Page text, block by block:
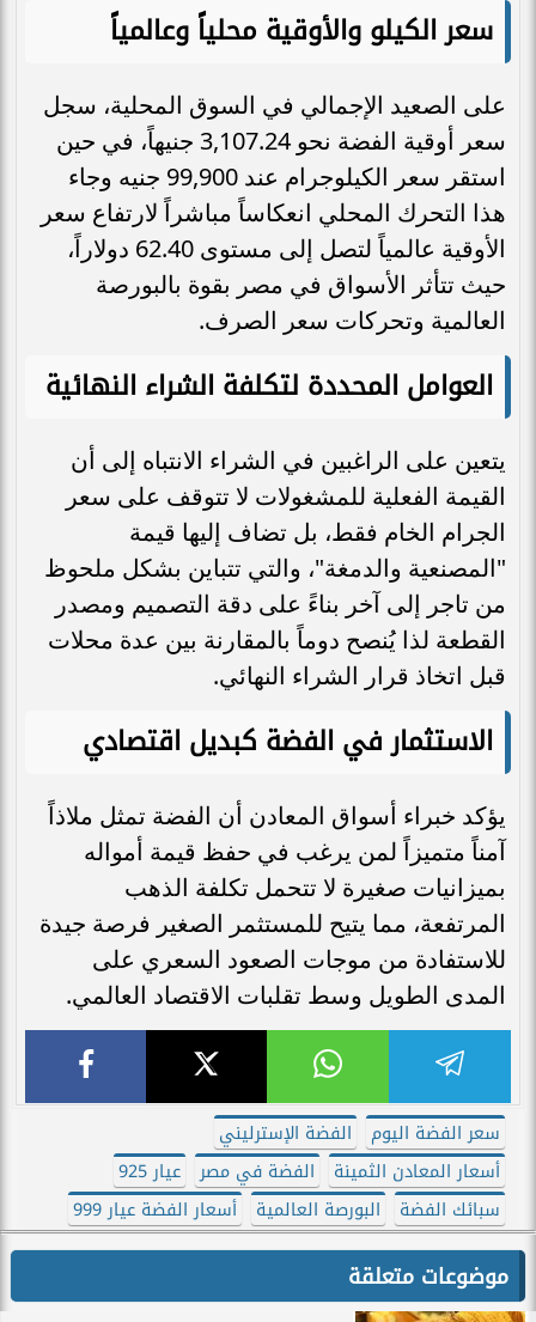
سعر الكيلو والأوقية محلياً وعالمياً
على الصعيد الإجمالي في السوق المحلية، سجل
سعر أوقية الفضة نحو 3,107.24 جنيهاً، في حين
استقر سعر الكيلوجرام عند 99,900 جنيه وجاء
هذا التحرك المحلي انعكاساً مباشراً لارتفاع سعر
الأوقية عالمياً لتصل إلى مستوى 62.40 دولاراً،
حيث تتأثر الأسواق في مصر بقوة بالبورصة
العالمية وتحركات سعر الصرف.
العوامل المحددة لتكلفة الشراء النهائية
يتعين على الراغبين في الشراء الانتباه إلى أن
القيمة الفعلية للمشغولات لا تتوقف على سعر
الجرام الخام فقط، بل تضاف إليها قيمة
"المصنعية والدمغة"، والتي تتباين بشكل ملحوظ
من تاجر إلى آخر بناءً على دقة التصميم ومصدر
القطعة لذا يُنصح دوماً بالمقارنة بين عدة محلات
قبل اتخاذ قرار الشراء النهائي.
الاستثمار في الفضة كبديل اقتصادي
يؤكد خبراء أسواق المعادن أن الفضة تمثل ملاذاً
آمناً متميزاً لمن يرغب في حفظ قيمة أمواله
بميزانيات صغيرة لا تتحمل تكلفة الذهب
المرتفعة، مما يتيح للمستثمر الصغير فرصة جيدة
للاستفادة من موجات الصعود السعري على
المدى الطويل وسط تقلبات الاقتصاد العالمي.
سعر الفضة اليوم
الفضة الإسترليني
أسعار المعادن الثمينة
الفضة في مصر
عيار 925
سبائك الفضة
البورصة العالمية أسعار الفضة عيار 999
موضوعات متعلقة